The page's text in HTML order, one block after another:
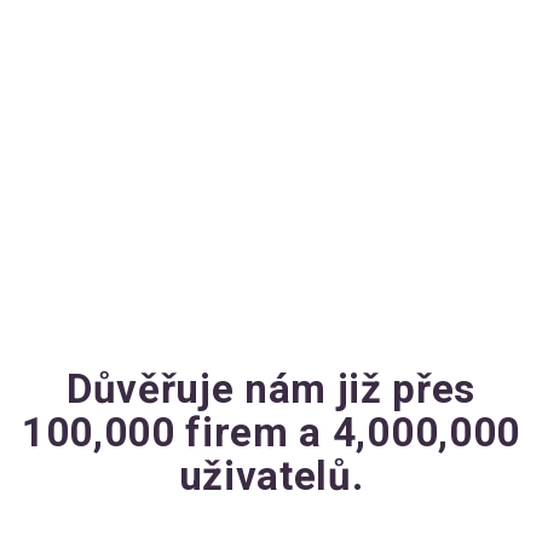
Důvěřuje nám již přes
100,000 firem a 4,000,000
uživatelů.